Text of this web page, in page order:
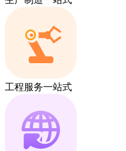
工程服务一站式